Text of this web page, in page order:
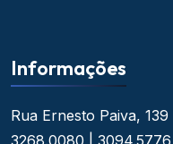
Informações
Rua Ernesto Paiva, 139
3268.0080 | 3094.5776